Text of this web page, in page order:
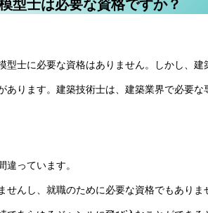
型士は必要な資格ですか？
型士に必要な資格はありません。しかし、
あります。建築技術士は、建築業界で必要
違っています。
せんし、就職のために必要な資格でもあり